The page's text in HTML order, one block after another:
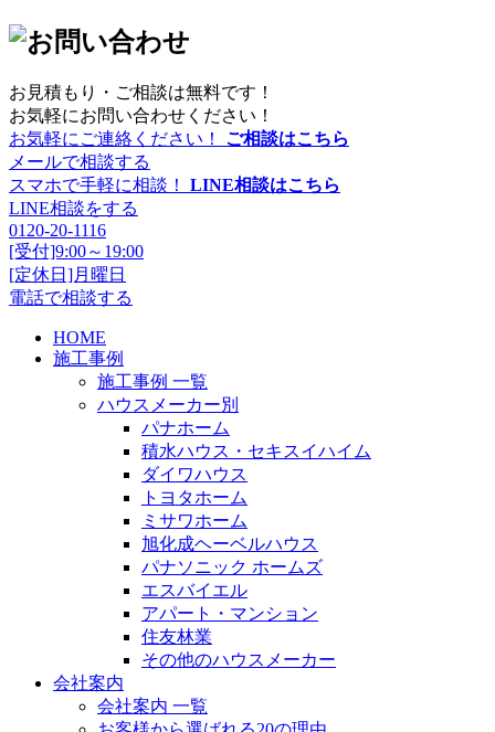
お見積もり・ご相談は無料です！
お気軽にお問い合わせください！
お気軽にご連絡ください！ ご相談はこちら
メールで相談する
スマホで手軽に相談！ LINE相談はこちら
LINE相談をする
0120-20-1116
[受付]9:00～19:00
[定休日]月曜日
電話で相談する
HOME
施工事例
施工事例 一覧
ハウスメーカー別
パナホーム
積水ハウス・セキスイハイム
ダイワハウス
トヨタホーム
ミサワホーム
旭化成ヘーベルハウス
パナソニック ホームズ
エスバイエル
アパート・マンション
住友林業
その他のハウスメーカー
会社案内
会社案内 一覧